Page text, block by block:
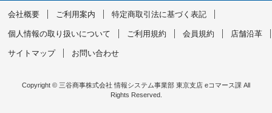
会社概要 ご利用案内 特定商取引法に基づく表記
個人情報の取り扱いについて ご利用規約 会員規約 店舗沿革
サイトマップ お問い合わせ
Copyright © 三谷商事株式会社 情報システム事業部 東京支店 eコマース課 All
Rights Reserved.